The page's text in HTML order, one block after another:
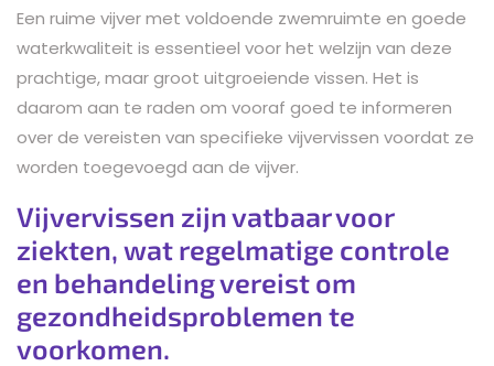
Een ruime vijver met voldoende zwemruimte en goede
waterkwaliteit is essentieel voor het welzijn van deze
prachtige, maar groot uitgroeiende vissen. Het is
daarom aan te raden om vooraf goed te informeren
over de vereisten van specifieke vijvervissen voordat ze
worden toegevoegd aan de vijver.
Vijvervissen zijn vatbaar voor
ziekten, wat regelmatige controle
en behandeling vereist om
gezondheidsproblemen te
voorkomen.